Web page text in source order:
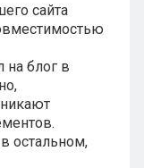
сайта
на блог в
остальном,